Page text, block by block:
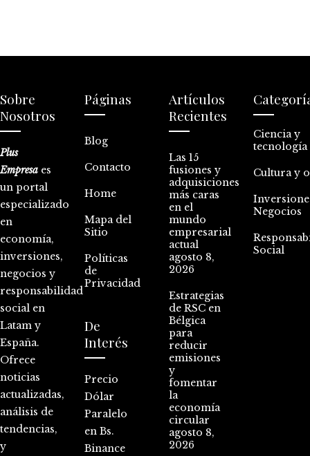
Sobre
Nosotros
Plus
Empresa es
un portal
especializado
en
economía,
inversiones,
negocios y
responsabilidad
social en
Latam y
España.
Ofrece
noticias
actualizadas,
análisis de
tendencias,
y
Páginas
Blog
Contacto
Home
Mapa del
Sitio
Políticas
de
Privacidad
De
Interés
Precio
Dólar
Paralelo
en Bs.
Binance
Artículos
Recientes
Las 15
fusiones y
adquisiciones
más caras
en el
mundo
empresarial
actual
agosto 8,
2026
Estrategias
de RSC en
Bélgica
para
reducir
emisiones
y
fomentar
la
economía
circular
agosto 8,
2026
Ciencia y
tecnología
Cultura y
Negocios
Social